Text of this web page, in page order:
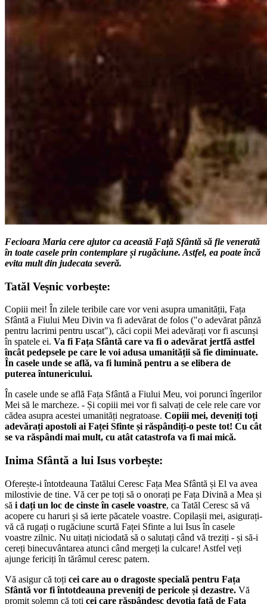
Fecioara Maria cere ajutor ca această Față Sfântă să fie venerată
în toate casele prin contemplare și rugăciune. Astfel, ea poate încă
evita mult din judecata severă.
Tatăl Veșnic vorbește:
Copiii mei! În zilele teribile care vor veni asupra umanității, Fața
Sfântă a Fiului Meu Divin va fi adevărat de folos ("o adevărat pânză
pentru lacrimi pentru uscat"), căci copii Mei adevărați vor fi ascunși
în spatele ei. Va fi Fața Sfântă care va fi o adevărat jertfă astfel
încât pedepsele pe care le voi adusa umanității să fie diminuate.
În casele unde se află, va fi lumină pentru a se elibera de
puterea întunericului.
În casele unde se află Fața Sfântă a Fiului Meu, voi porunci îngerilor
Mei să le marcheze. - Și copiii mei vor fi salvați de cele rele care vor
cădea asupra acestei umanități negratoase. Copiii mei, deveniți toți
adevărați apostoli ai Faței Sfinte și răspândiți-o peste tot! Cu cât
se va răspândi mai mult, cu atât catastrofa va fi mai mică.
Inima Sfântă a lui Isus vorbește:
Oferește-i întotdeauna Tatălui Ceresc Fața Mea Sfântă și El va avea
milostivie de tine. Vă cer pe toți să o onorați pe Fața Divină a Mea și
să i dați un loc de cinste în casele voastre, ca Tatăl Ceresc să vă
acopere cu haruri și să ierte păcatele voastre. Copilașii mei, asigurați-
vă că rugați o rugăciune scurtă Faței Sfinte a lui Isus în casele
voastre zilnic. Nu uitați niciodată să o salutați când vă treziți - și să-i
cereți binecuvântarea atunci când mergeți la culcare! Astfel veți
ajunge fericiți în tărâmul ceresc patern.
Vă asigur că toți cei care au o dragoste specială pentru Fața
Sfântă vor fi întotdeauna preveniți de pericole și dezastre. Vă
promit solemn că toți cei care răspândesc devoția față de Fața